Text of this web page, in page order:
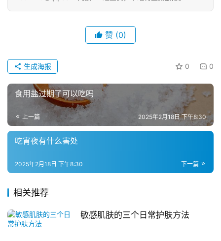
赞 (0)
0 0
生成海报
食用盐过期了可以吃吗
上一篇 2025年2月18日 下午8:30
吃宵夜有什么害处
下一篇
2025年2月18日 下午8:30
相关推荐
敏感肌肤的三个日常护肤方法